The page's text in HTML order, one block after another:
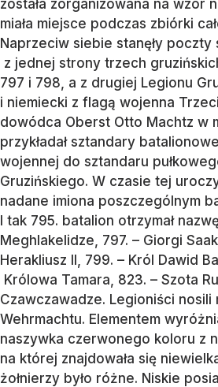
została zorganizowana na wzór
miała miejsce podczas zbiórki
Naprzeciw siebie stanęły poczty
z jednej strony trzech
797 i 798, a z drugiej Legionu
i niemiecki z flagą wojenna
dowódca Oberst Otto Machtz w
przykładał sztandary
wojennej do sztandaru
Gruzińskiego. W czasie tej
nadane imiona poszczególnym
I tak 795. batalion otrzymał
Meghlakelidze, 797. – Giorgi
Herakliusz II, 799. – Król Dawid
Królowa Tamara, 823. – Szota
Czawczawadze. Legioniści nosili
Wehrmachtu. Elementem
naszywka czerwonego koloru z
na której znajdowała się
żołnierzy było różne. Niskie